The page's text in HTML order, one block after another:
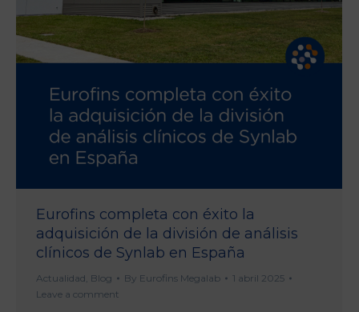
Eurofins completa con éxito la
adquisición de la división de análisis
clínicos de Synlab en España
Actualidad Blog By Eurofins Megalab
1 abril 2025
Leave a comment